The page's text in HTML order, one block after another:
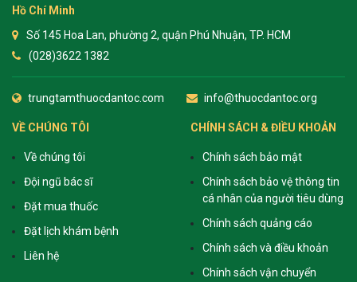
Hồ Chí Minh
Số 145 Hoa Lan, phường 2, quận Phú Nhuận, TP. HCM
(028)3622 1382
trungtamthuocdantoc.com info@thuocdantoc.org
VỀ CHÚNG TÔI
Về chúng tôi
Đội ngũ bác sĩ
Đặt mua thuốc
Đặt lịch khám bệnh
Liên hệ
CHÍNH SÁCH & ĐIỀU KHOẢN
Chính sách bảo mật
Chính sách bảo vệ thông tin
cá nhân của người tiêu dùng
Chính sách quảng cáo
Chính sách và điều khoản
Chính sách vận chuyển